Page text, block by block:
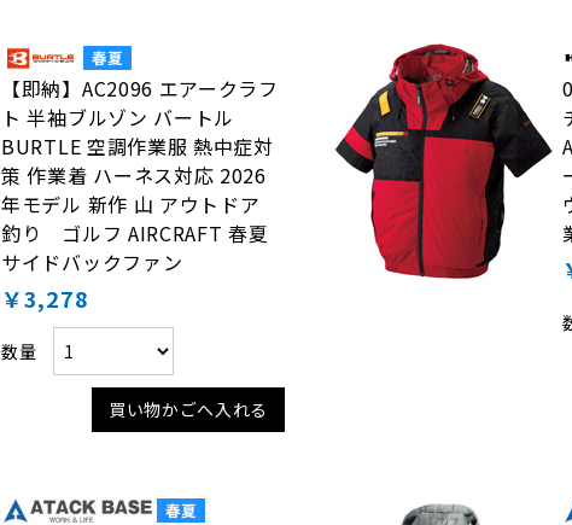
【即納】AC2096 エアークラフ
ト 半袖ブルゾン バートル
BURTLE 空調作業服 熱中症対
策 作業着 ハーネス対応 2026
年モデル 新作 山 アウトドア
釣り ゴルフ AIRCRAFT 春夏
サイドバックファン
￥3,278
数量
買い物かごへ入れる